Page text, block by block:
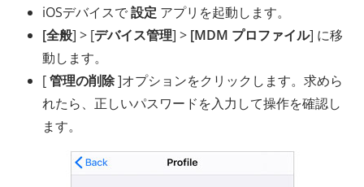
iOSデバイスで設定 アプリを起動します。
[全般] > [デバイス管理] > [MDM プロファイル] に移
動します。
[管理の削除]オプションをクリックします。求めら
れたら、正しいパスワードを入力して操作を確認し
ます。